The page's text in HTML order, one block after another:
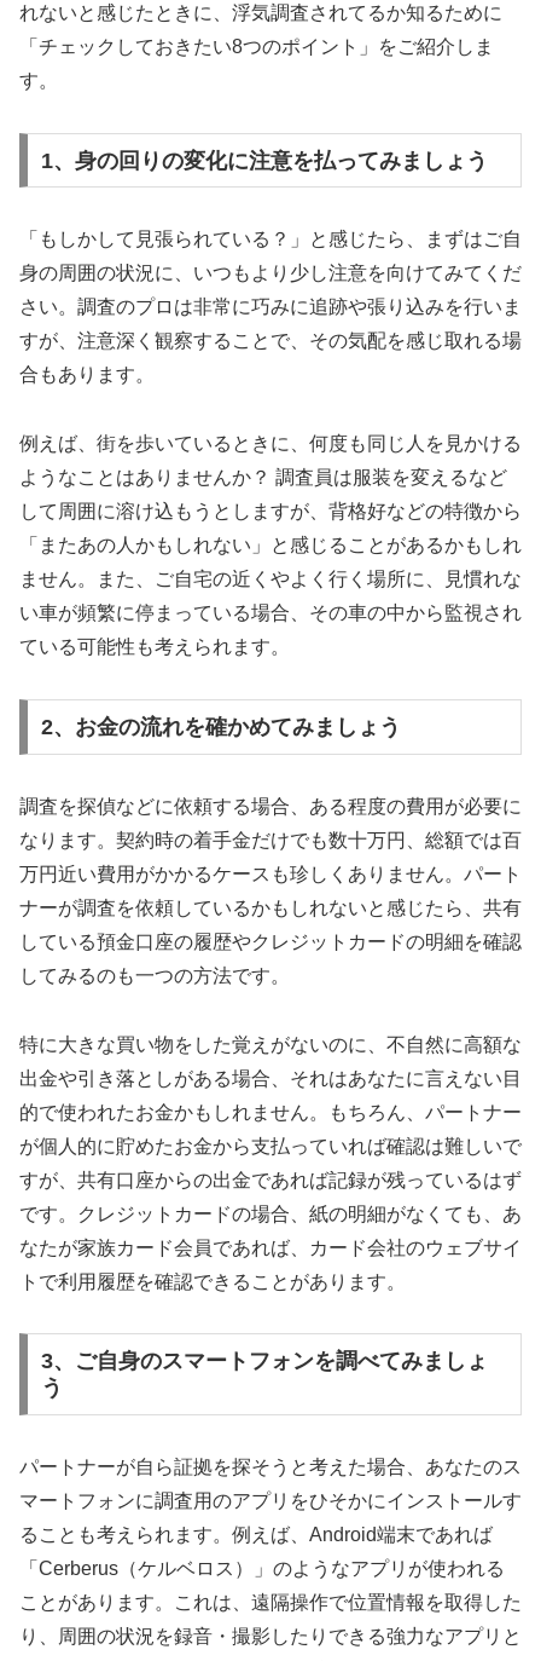
れないと感じたときに、浮気調査されてるか知るために
「チェックしておきたい8つのポイント」をご紹介しま
す。
1、身の回りの変化に注意を払ってみましょう
「もしかして見張られている？」と感じたら、まずはご自
身の周囲の状況に、いつもより少し注意を向けてみてくだ
さい。調査のプロは非常に巧みに追跡や張り込みを行いま
すが、注意深く観察することで、その気配を感じ取れる場
合もあります。
例えば、街を歩いているときに、何度も同じ人を見かける
ようなことはありませんか？ 調査員は服装を変えるなど
して周囲に溶け込もうとしますが、背格好などの特徴から
「またあの人かもしれない」と感じることがあるかもしれ
ません。また、ご自宅の近くやよく行く場所に、見慣れな
い車が頻繁に停まっている場合、その車の中から監視され
ている可能性も考えられます。
2、お金の流れを確かめてみましょう
調査を探偵などに依頼する場合、ある程度の費用が必要に
なります。契約時の着手金だけでも数十万円、総額では百
万円近い費用がかかるケースも珍しくありません。パート
ナーが調査を依頼しているかもしれないと感じたら、共有
している預金口座の履歴やクレジットカードの明細を確認
してみるのも一つの方法です。
特に大きな買い物をした覚えがないのに、不自然に高額な
出金や引き落としがある場合、それはあなたに言えない目
的で使われたお金かもしれません。もちろん、パートナー
が個人的に貯めたお金から支払っていれば確認は難しいで
すが、共有口座からの出金であれば記録が残っているはず
です。クレジットカードの場合、紙の明細がなくても、あ
なたが家族カード会員であれば、カード会社のウェブサイ
トで利用履歴を確認できることがあります。
3、ご自身のスマートフォンを調べてみましょ
う
パートナーが自ら証拠を探そうと考えた場合、あなたのス
マートフォンに調査用のアプリをひそかにインストールす
ることも考えられます。例えば、Android端末であれば
「Cerberus（ケルベロス）」のようなアプリが使われる
ことがあります。これは、遠隔操作で位置情報を取得した
り、周囲の状況を録音・撮影したりできる強力なアプリと